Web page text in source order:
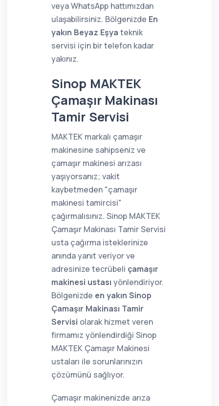
veya WhatsApp hattımızdan
ulaşabilirsiniz. Bölgenizde En
yakın Beyaz Eşya teknik
servisi için bir telefon kadar
yakınız.
Sinop MAKTEK
Çamaşır Makinası
Tamir Servisi
MAKTEK markalı çamaşır
makinesine sahipseniz ve
çamaşır makinesi arızası
yaşıyorsanız; vakit
kaybetmeden "çamaşır
makinesi tamircisi"
çağırmalısınız. Sinop MAKTEK
Çamaşır Makinası Tamir Servisi
usta çağırma isteklerinize
anında yanıt veriyor ve
adresinize tecrübeli çamaşır
makinesi ustası yönlendiriyor.
Bölgenizde en yakın Sinop
Çamaşır Makinası Tamir
Servisi olarak hizmet veren
firmamız yönlendirdiği Sinop
MAKTEK Çamaşır Makinesi
ustaları ile sorunlarınızın
çözümünü sağlıyor.
Çamaşır makinenizde arıza